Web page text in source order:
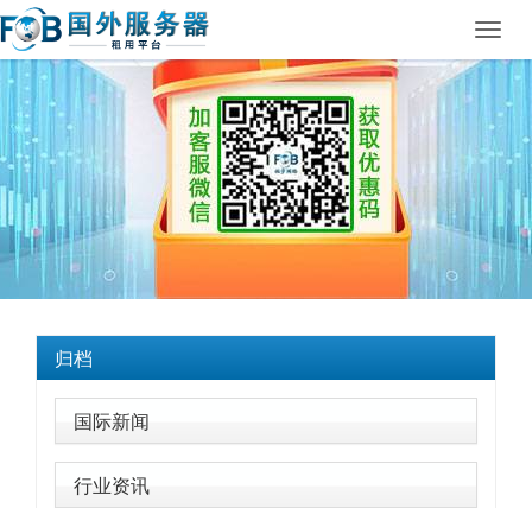
归档
国际新闻
行业资讯